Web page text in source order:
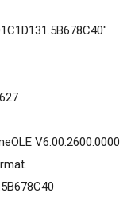
V6.00.2600.0000